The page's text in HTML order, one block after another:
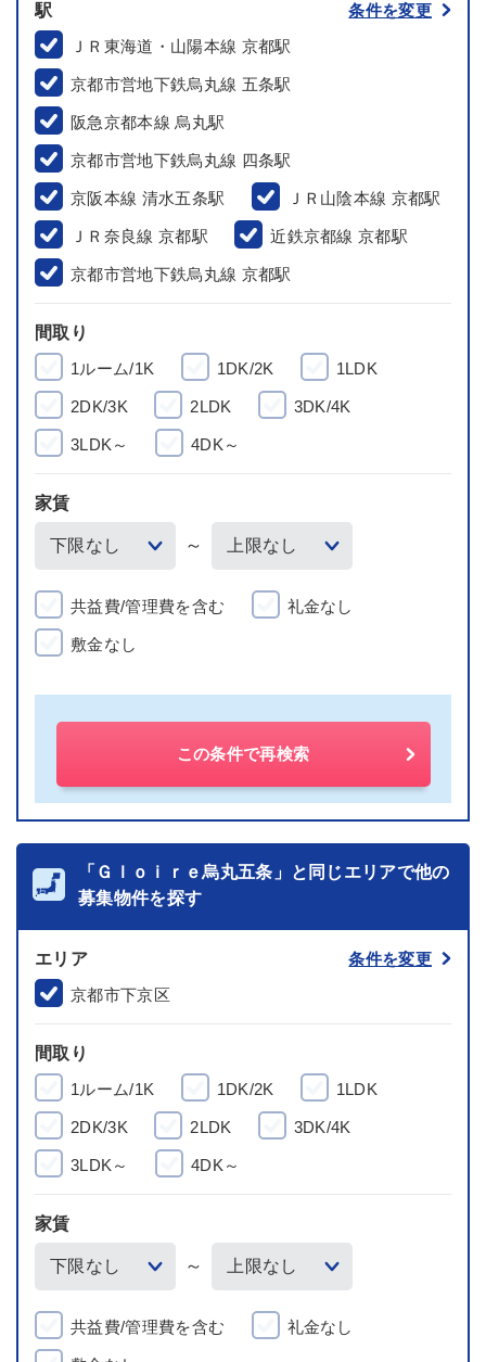
駅
条件を変更
ＪＲ東海道・山陽本線 京都駅
京都市営地下鉄烏丸線 五条駅
阪急京都本線 烏丸駅
京都市営地下鉄烏丸線 四条駅
京阪本線 清水五条駅 ＪＲ山陰本線 京都駅
ＪＲ奈良線 京都駅 近鉄京都線 京都駅
京都市営地下鉄烏丸線 京都駅
間取り
1ルーム/1K
1DK/2K 1LDK
2DK/3K 2LDK 3DK/4K
3LDK～ 4DK～
家賃
～
共益費/管理費を含む 礼金なし
敷金なし
この条件で再検索
「Ｇｌｏｉｒｅ烏丸五条」と同じエリアで他の
募集物件を探す
エリア
条件を変更
京都市下京区
間取り
1ルーム/1K
1DK/2K 1LDK
2DK/3K 2LDK 3DK/4K
3LDK～ 4DK～
家賃
～
共益費/管理費を含む 礼金なし